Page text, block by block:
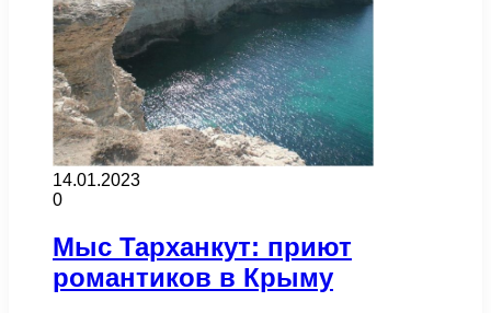
14.01.2023
0
Мыс Тарханкут: приют
романтиков в Крыму